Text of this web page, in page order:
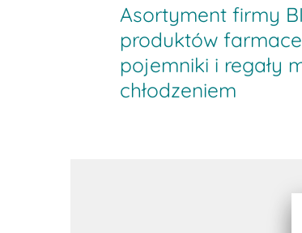
Asortyment firmy
produktów
pojemniki i regały
chłodzeniem